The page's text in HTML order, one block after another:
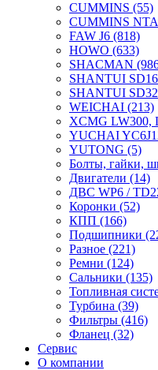
CUMMINS (55)
CUMMINS
FAW J6 (818)
HOWO (633)
SHACMAN
SHANTUI SD16
SHANTUI
WEICHAI (213)
XCMG LW300,
YUCHAI
YUTONG (5)
Болты, гайки,
Двигатели (14)
ДВС WP6 /
Коронки (52)
КПП (166)
Подшипники
Разное (221)
Ремни (124)
Сальники (135)
Топливная
Турбина (39)
Фильтры (416)
Фланец (32)
Сервис
О компании